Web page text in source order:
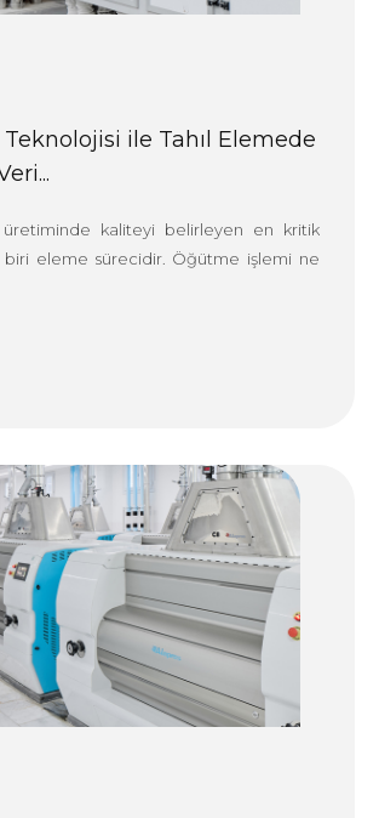
ile Tahıl Elemede
kaliteyi belirleyen en kritik
biri eleme sürecidir. Öğütme işlemi ne